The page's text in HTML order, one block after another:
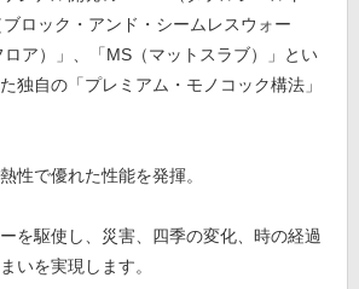
ロック・アンド・シームレスウォー
ア）」、「MS（マットスラブ）」とい
独自の「プレミアム・モノコック構法」
性で優れた性能を発揮。
を駆使し、災害、四季の変化、時の経過
いを実現します。